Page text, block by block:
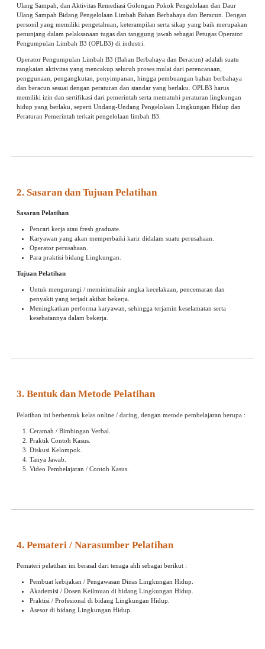
Ulang Sampah, dan Aktivitas Remediasi Golongan Pokok Pengelolaan dan Daur
Ulang Sampah Bidang Pengelolaan Limbah Bahan Berbahaya dan Beracun. Dengan
personil yang memiliki pengetahuan, keterampilan serta sikap yang baik merupakan
penunjang dalam pelaksanaan tugas dan tanggung jawab sebagai Petugas Operator
Pengumpulan Limbah B3 (OPLB3) di industri.
Operator Pengumpulan Limbah B3 (Bahan Berbahaya dan Beracun) adalah suatu
rangkaian aktivitas yang mencakup seluruh proses mulai dari perencanaan,
penggunaan, pengangkutan, penyimpanan, hingga pembuangan bahan berbahaya
dan beracun sesuai dengan peraturan dan standar yang berlaku. OPLB3 harus
memiliki izin dan sertifikasi dari pemerintah serta mematuhi peraturan lingkungan
hidup yang berlaku, seperti Undang-Undang Pengelolaan Lingkungan Hidup dan
Peraturan Pemerintah terkait pengelolaan limbah B3.
2. Sasaran dan Tujuan Pelatihan
Sasaran Pelatihan
Pencari kerja atau fresh graduate.
Karyawan yang akan memperbaiki karir didalam suatu perusahaan.
Operator perusahaan.
Para praktisi bidang Lingkungan.
Tujuan Pelatihan
Untuk mengurangi / meminimalisir angka kecelakaan, pencemaran dan
penyakit yang terjadi akibat bekerja.
Meningkatkan performa karyawan, sehingga terjamin keselamatan serta
kesehatannya dalam bekerja.
3. Bentuk dan Metode Pelatihan
Pelatihan ini berbentuk kelas online / daring, dengan metode pembelajaran berupa :
Ceramah / Bimbingan Verbal.
Praktik Contoh Kasus.
Diskusi Kelompok.
Tanya Jawab.
Video Pembelajaran / Contoh Kasus.
4. Pemateri / Narasumber Pelatihan
Pemateri pelatihan ini berasal dari tenaga ahli sebagai berikut :
Pembuat kebijakan / Pengawasan Dinas Lingkungan Hidup.
Akademisi / Dosen Keilmuan di bidang Lingkungan Hidup.
Praktisi / Profesional di bidang Lingkungan Hidup.
Asesor di bidang Lingkungan Hidup.